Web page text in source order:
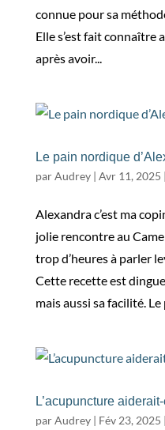
connue pour sa
Elle s’est fait connaître
après avoir...
Le pain nordique
parAudrey| Avr 11, 2025 |
Alexandra c’est ma
jolie rencontre au
trop d’heures à parler
Cette recette est
mais aussi sa facilité.
L’acupuncture
parAudrey| Fév 23, 2025 |